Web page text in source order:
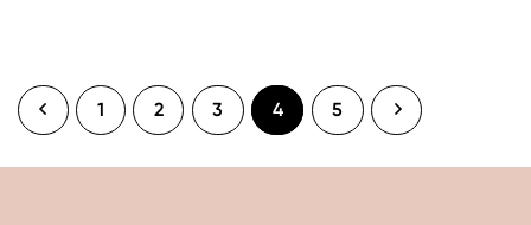
1 2 3 4 5